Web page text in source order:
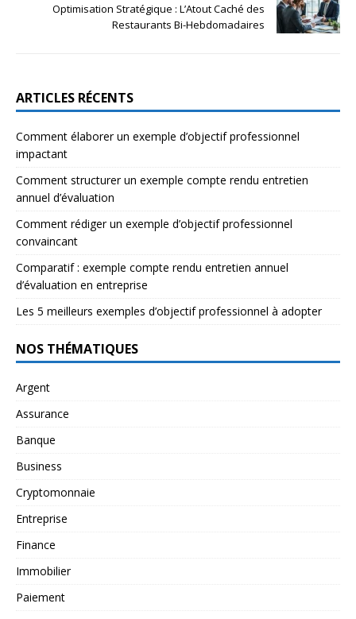
Optimisation Stratégique : L’Atout Caché des
Restaurants Bi-Hebdomadaires
ARTICLES RÉCENTS
Comment élaborer un exemple d’objectif professionnel
impactant
Comment structurer un exemple compte rendu entretien
annuel d’évaluation
Comment rédiger un exemple d’objectif professionnel
convaincant
Comparatif : exemple compte rendu entretien annuel
d’évaluation en entreprise
Les 5 meilleurs exemples d’objectif professionnel à adopter
NOS THÉMATIQUES
Argent
Assurance
Banque
Business
Cryptomonnaie
Entreprise
Finance
Immobilier
Paiement